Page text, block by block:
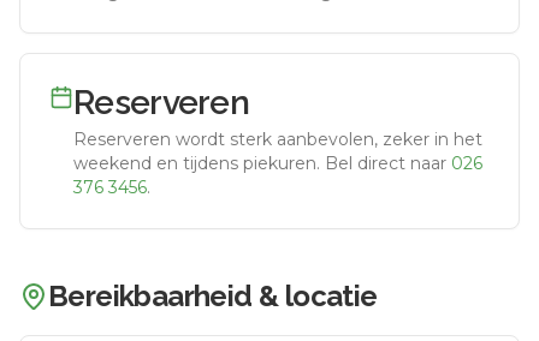
Reserveren
Reserveren wordt sterk aanbevolen, zeker in het
weekend en tijdens piekuren. Bel direct naar 026
376 3456.
Bereikbaarheid & locatie